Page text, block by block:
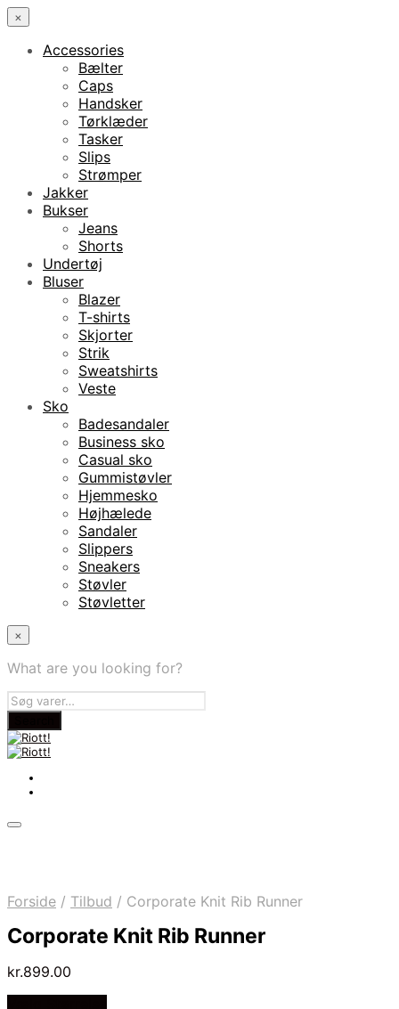
×
Accessories
Bælter
Caps
Handsker
Tørklæder
Tasker
Slips
Strømper
Jakker
Bukser
Jeans
Shorts
Undertøj
Bluser
Blazer
T-shirts
Skjorter
Strik
Sweatshirts
Veste
Sko
Badesandaler
Business sko
Casual sko
Gummistøvler
Hjemmesko
Højhælede
Sandaler
Slippers
Sneakers
Støvler
Støvletter
×
What are you looking for?
Forside / Tilbud / Corporate Knit Rib Runner
Corporate Knit Rib Runner
kr.899.00